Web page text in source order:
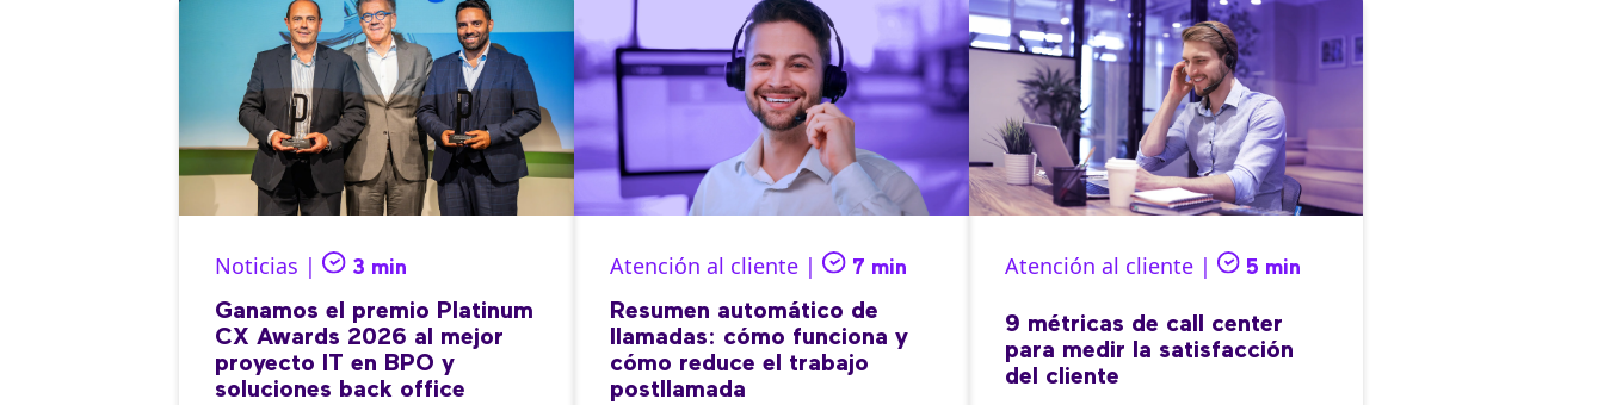
Noticias | 3 min
Ganamos el premio Platinum
CX Awards 2026 al mejor
proyecto IT en BPO y
soluciones back office
Atención al cliente | 7 min
Resumen automático de
llamadas: cómo funciona y
cómo reduce el trabajo
postllamada
Atención al cliente | 5 min
9 métricas de call center
para medir la satisfacción
del cliente